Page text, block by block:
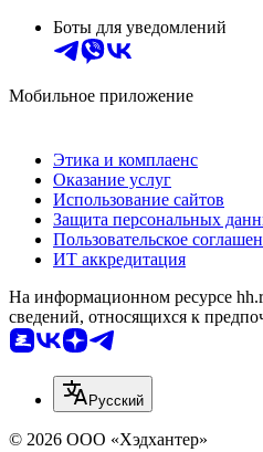
Боты для уведомлений
Мобильное приложение
Этика и комплаенс
Оказание услуг
Использование сайтов
Защита персональных
Пользовательское
ИТ аккредитация
На информационном ресурсе
сведений, относящихся к
Русский
© 2026 ООО «Хэдхантер»